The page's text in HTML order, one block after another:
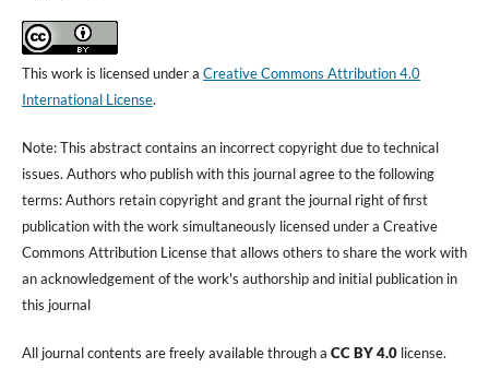
This work is licensed under a Creative Commons Attribution 4.0
International License.
Note: This abstract contains an incorrect copyright due to technical
issues. Authors who publish with this journal agree to the following
terms: Authors retain copyright and grant the journal right of first
publication with the work simultaneously licensed under a Creative
Commons Attribution License that allows others to share the work with
an acknowledgement of the work's authorship and initial publication in
this journal
All journal contents are freely available through a CC BY 4.0license.